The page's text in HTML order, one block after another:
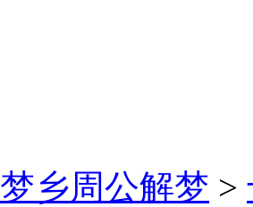
梦乡周公解梦 >